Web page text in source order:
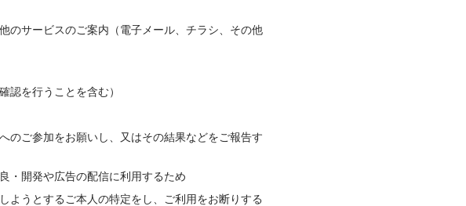
のサービスのご案内（電子メール、チラシ、その他
認を行うことを含む）
のご参加をお願いし、又はその結果などをご報告す
・開発や広告の配信に利用するため
ようとするご本人の特定をし、ご利用をお断りする